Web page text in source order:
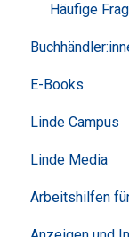
Häufige
E-Books
Linde Campus
Linde Media
Arbeitshilfen